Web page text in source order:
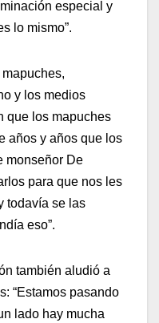
especial y
lo mismo”.
y los medios
que los mapuches
años y años que los
monseñor De
para que nos les
todavía se las
eso”.
también aludió a
“Estamos pasando
lado hay mucha